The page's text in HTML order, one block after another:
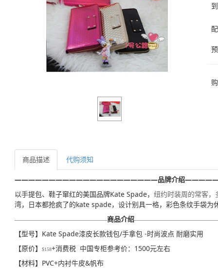
商品描述 代购须知
—————————————————————品牌介绍
以手提包、鞋子窜红的美国品牌Kate Spade， 纽约时装周的常客，
湾，日本都抢疯了的kate spade，设计别具一格，彩色条纹手袋
———————————————————商品介绍
【型号】 Kate Spade漆皮长款钱包/手拿包 -时尚波点 耐磨实用
【原价】
$158+消费税 中国专柜参考价：1500元左右
【材料】PVC+内衬牛皮&帆布